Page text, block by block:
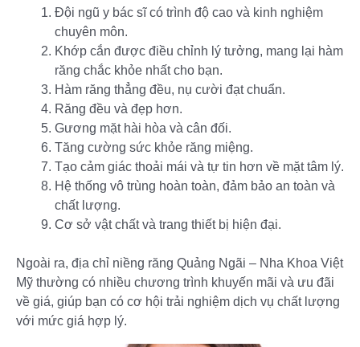
Đội ngũ y bác sĩ có trình độ cao và kinh nghiệm
chuyên môn.
Khớp cắn được điều chỉnh lý tưởng, mang lại hàm
răng chắc khỏe nhất cho bạn.
Hàm răng thẳng đều, nụ cười đạt chuẩn.
Răng đều và đẹp hơn.
Gương mặt hài hòa và cân đối.
Tăng cường sức khỏe răng miệng.
Tạo cảm giác thoải mái và tự tin hơn về mặt tâm lý.
Hệ thống vô trùng hoàn toàn, đảm bảo an toàn và
chất lượng.
Cơ sở vật chất và trang thiết bị hiện đại.
Ngoài ra, địa chỉ niềng răng Quảng Ngãi – Nha Khoa Việt
Mỹ thường có nhiều chương trình khuyến mãi và ưu đãi
về giá, giúp bạn có cơ hội trải nghiệm dịch vụ chất lượng
với mức giá hợp lý.